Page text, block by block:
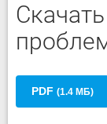
PDF (1.4 МБ)